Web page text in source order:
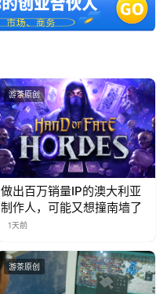
游茶原创
做出百万销量IP的澳大利亚
制作人，可能又想撞南墙了
1天前
游茶原创